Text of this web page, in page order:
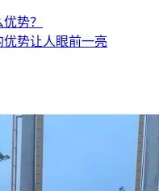
势？
势让人眼前一亮